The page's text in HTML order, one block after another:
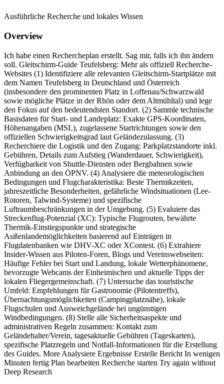
Ausführliche Recherche und lokales Wissen
Overview
Ich habe einen Rechercheplan erstellt. Sag mir, falls ich ihn ändern
soll. Gleitschirm-Guide Teufelsberg: Mehr als offiziell Recherche-
Websites (1) Identifiziere alle relevanten Gleitschirm-Startplätze mit
dem Namen Teufelsberg in Deutschland und Österreich
(insbesondere den prominenten Platz in Loffenau/Schwarzwald
sowie mögliche Plätze in der Rhön oder dem Altmühltal) und lege
den Fokus auf den bedeutendsten Standort. (2) Sammle technische
Basisdaten für Start- und Landeplatz: Exakte GPS-Koordinaten,
Höhenangaben (MSL), zugelassene Startrichtungen sowie den
offiziellen Schwierigkeitsgrad laut Geländezulassung. (3)
Recherchiere die Logistik und den Zugang: Parkplatzstandorte inkl.
Gebühren, Details zum Aufstieg (Wanderdauer, Schwierigkeit),
Verfügbarkeit von Shuttle-Diensten oder Bergbahnen sowie
Anbindung an den ÖPNV. (4) Analysiere die meteorologischen
Bedingungen und Flugcharakteristika: Beste Thermikzeiten,
jahreszeitliche Besonderheiten, gefährliche Windsituationen (Lee-
Rotoren, Talwind-Systeme) und spezifische
Luftraumbeschränkungen in der Umgebung. (5) Evaluiere das
Streckenflug-Potenzial (XC): Typische Flugrouten, bewährte
Thermik-Einstiegspunkte und strategische
Außenlandemöglichkeiten basierend auf Einträgen in
Flugdatenbanken wie DHV-XC oder XContest. (6) Extrahiere
Insider-Wissen aus Piloten-Foren, Blogs und Vereinswebseiten:
Häufige Fehler bei Start und Landung, lokale Wetterphänomene,
bevorzugte Webcams der Einheimischen und aktuelle Tipps der
lokalen Fliegergemeinschaft. (7) Untersuche das touristische
Umfeld: Empfehlungen für Gastronomie (Pilotentreffs),
Übernachtungsmöglichkeiten (Campingplatznähe), lokale
Flugschulen und Ausweichgelände bei ungünstigen
Windbedingungen. (8) Stelle alle Sicherheitsaspekte und
administrativen Regeln zusammen: Kontakt zum
Geländehalter/Verein, tagesaktuelle Gebühren (Tageskarten),
spezifische Platzregeln und Notfall-Informationen für die Erstellung
des Guides. More Analysiere Ergebnisse Erstelle Bericht In wenigen
Minuten fertig Plan bearbeiten Recherche starten Try again without
Deep Research